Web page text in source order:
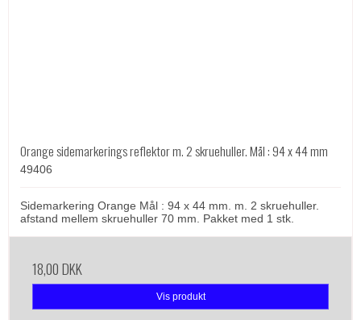
Orange sidemarkerings reflektor m. 2 skruehuller. Mål : 94 x 44 mm
49406
Sidemarkering Orange Mål : 94 x 44 mm. m. 2 skruehuller.
afstand mellem skruehuller 70 mm. Pakket med 1 stk.
18,00 DKK
Vis produkt